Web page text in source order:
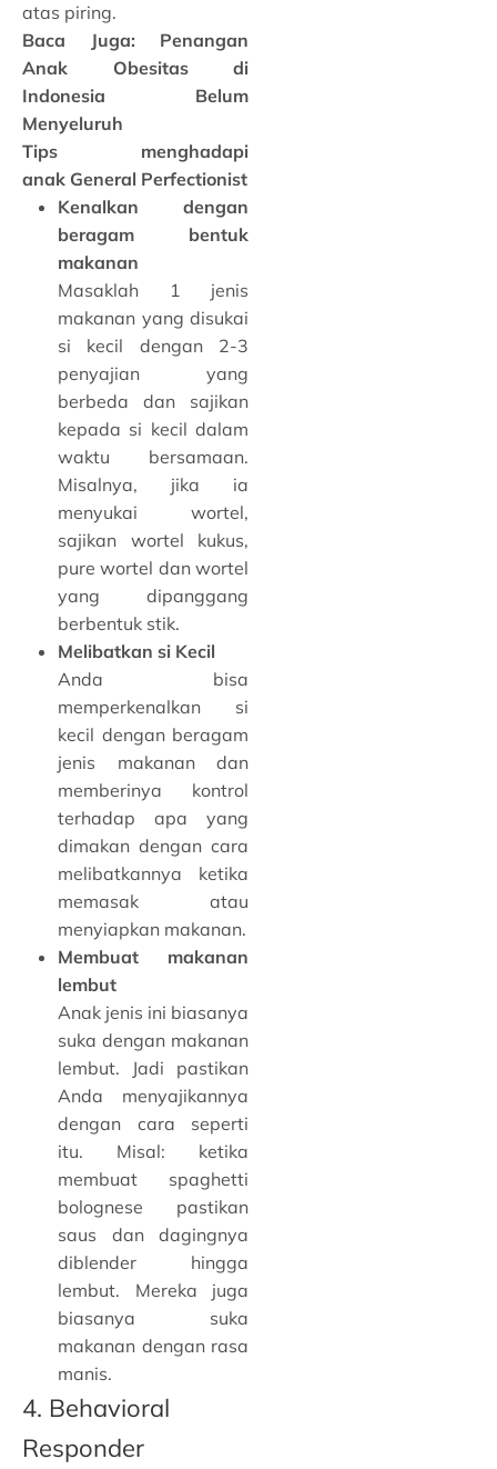
atas piring.
Baca Juga: Penangan
Anak Obesitas di
Indonesia Belum
Menyeluruh
Tips menghadapi
anak General Perfectionist
Kenalkan dengan
beragam bentuk
makanan
Masaklah 1 jenis
makanan yang disukai
si kecil dengan 2-3
penyajian yang
berbeda dan sajikan
kepada si kecil dalam
waktu bersamaan.
Misalnya, jika ia
menyukai wortel,
sajikan wortel kukus,
pure wortel dan wortel
yang dipanggang
berbentuk stik.
Melibatkan si Kecil
Anda bisa
memperkenalkan si
kecil dengan beragam
jenis makanan dan
memberinya kontrol
terhadap apa yang
dimakan dengan cara
melibatkannya ketika
memasak atau
menyiapkan makanan.
Membuat makanan
lembut
Anak jenis ini biasanya
suka dengan makanan
lembut. Jadi pastikan
Anda menyajikannya
dengan cara seperti
itu. Misal: ketika
membuat spaghetti
bolognese pastikan
saus dan dagingnya
diblender hingga
lembut. Mereka juga
biasanya suka
makanan dengan rasa
manis.
4. Behavioral
Responder